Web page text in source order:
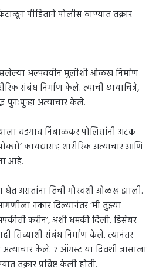
पीडिताने पोलीस ठाण्यात तक्रार
अल्पवयीन मुलीशी ओळख निर्माण
संबंध निर्माण केले. त्याची छायाचित्रे,
पुनःपुन्हा अत्याचार केले.
वडगाव निंबाळकर पोलिसांनी अटक
कायद्यासह शारीरिक अत्याचार आणि
आहे.
घेत असतांना तिची गौरवशी ओळख झाली.
नकार दिल्यानंतर ‘मी तुझ्या
करीन’, अशी धमकी दिली. डिसेंबर
तिच्याशी संबंध निर्माण केले. त्यानंतर
केले. ७ ऑगस्ट या दिवशी त्रासाला
तक्रार प्रविष्ट केली होती.